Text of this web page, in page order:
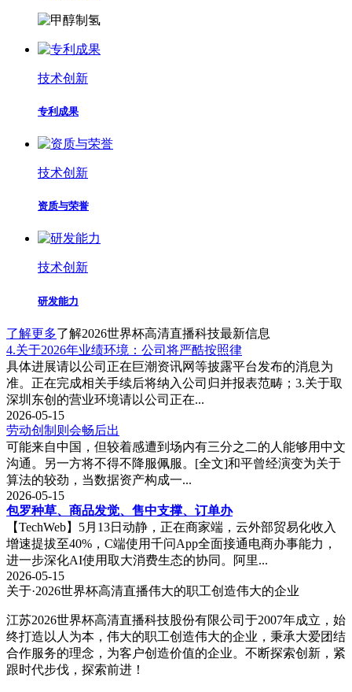
技术创新
专利成果
技术创新
资质与荣誉
技术创新
研发能力
了解更多了解2026世界杯高清直播科技最新信息
4.关于2026年业绩环境：公司将严酷按照律
具体进展请以公司正在巨潮资讯网等披露平台发布的消息为
准。正在完成相关手续后将纳入公司归并报表范畴；3.关于取
深圳东创的营业环境请以公司正在...
2026-05-15
劳动创制则会畅后出
可能来自中国，但较着感遭到场内有三分之二的人能够用中文
沟通。另一方将不得不降服佩服。[全文]和平曾经演变为关于
算法的较劲，当数据资产构成一...
2026-05-15
包罗种草、商品发觉、售中支撑、订单办
【TechWeb】5月13日动静，正在商家端，云外部贸易化收入
增速提拔至40%，C端使用千问App全面接通电商办事能力，
进一步深化AI使用取大消费生态的协同。阿里...
2026-05-15
关于·2026世界杯高清直播伟大的职工创造伟大的企业
江苏2026世界杯高清直播科技股份有限公司于2007年成立，始
终打造以人为本，伟大的职工创造伟大的企业，秉承大爱团结
合作服务的理念，为客户创造价值的企业。不断探索创新，紧
跟时代步伐，探索前进！